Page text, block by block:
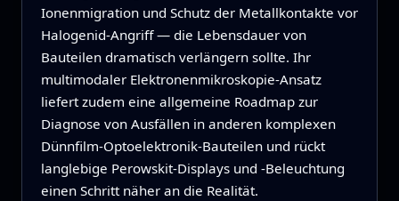
Ionenmigration und Schutz der Metallkontakte vor
Halogenid‑Angriff — die Lebensdauer von
Bauteilen dramatisch verlängern sollte. Ihr
multimodaler Elektronenmikroskopie‑Ansatz
liefert zudem eine allgemeine Roadmap zur
Diagnose von Ausfällen in anderen komplexen
Dünnfilm‑Optoelektronik‑Bauteilen und rückt
langlebige Perowskit‑Displays und -Beleuchtung
einen Schritt näher an die Realität.